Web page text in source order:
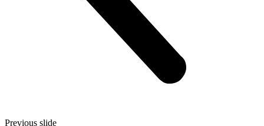
Previous slide